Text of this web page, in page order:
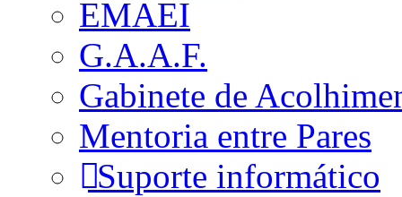
EMAEI
G.A.A.F.
Gabinete de
Mentoria entre Pares
Suporte informático